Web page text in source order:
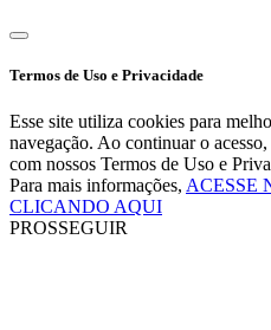
Termos de Uso e Privacidade
Esse site utiliza cookies para
navegação. Ao continuar o
com nossos Termos de Uso e
Para mais informações, ACESSE
CLICANDO AQUI
PROSSEGUIR